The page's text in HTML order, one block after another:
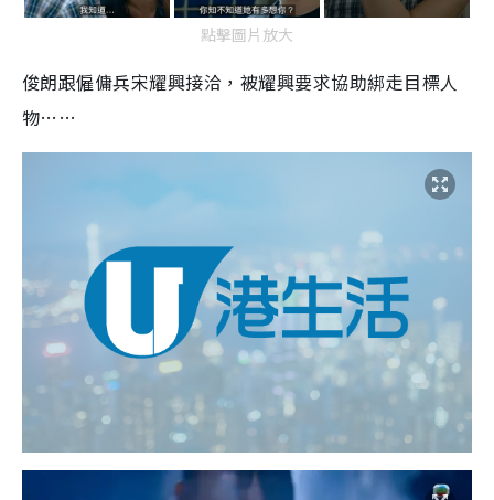
點擊圖片放大
俊朗跟僱傭兵宋耀興接洽，被耀興要求協助綁走目標人
物……